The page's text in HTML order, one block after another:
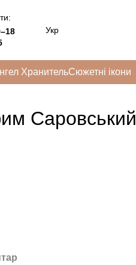
Укр
ХранительСюжетні ікони
Саровський